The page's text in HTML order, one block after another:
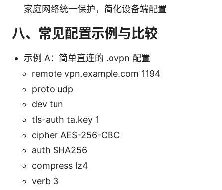
家庭网络统一保护，简化设备端配置
八、常见配置示例与比较
示例 A：简单直连的 .ovpn 配置
remote vpn.example.com 1194
proto udp
dev tun
tls-auth ta.key 1
cipher AES-256-CBC
auth SHA256
compress lz4
verb 3